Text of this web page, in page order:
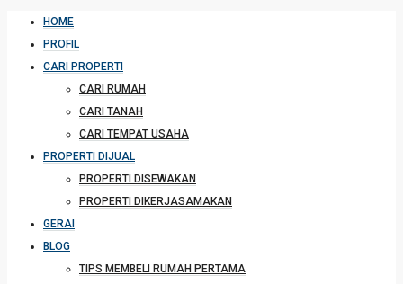
HOME
PROFIL
CARI PROPERTI
CARI RUMAH
CARI TANAH
CARI TEMPAT USAHA
PROPERTI DIJUAL
PROPERTI DISEWAKAN
PROPERTI DIKERJASAMAKAN
GERAI
BLOG
TIPS MEMBELI RUMAH PERTAMA